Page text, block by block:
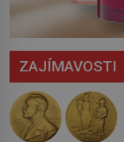
ZAJÍMAVOSTI